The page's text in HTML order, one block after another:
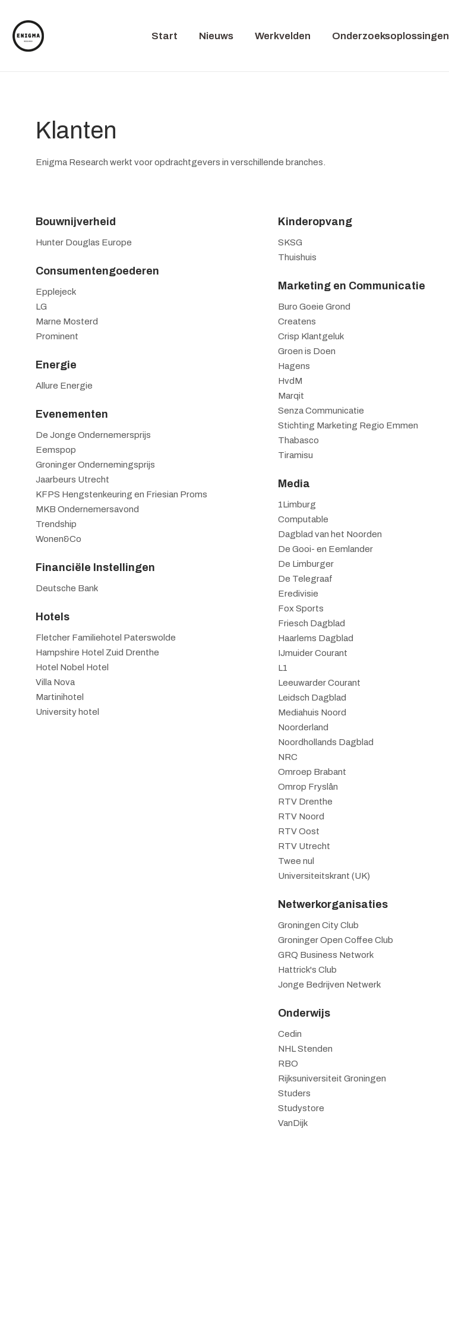
Start Nieuws Werkvelden Onderzoeksoplossingen
Klanten
Enigma Research werkt voor opdrachtgevers in verschillende branches.
Bouwnijverheid
Hunter Douglas Europe
Consumentengoederen
Epplejeck
LG
Marne Mosterd
Prominent
Energie
Allure Energie
Evenementen
De Jonge Ondernemersprijs
Eemspop
Groninger Ondernemingsprijs
Jaarbeurs Utrecht
KFPS Hengstenkeuring en Friesian Proms
MKB Ondernemersavond
Trendship
Wonen&Co
Financiële Instellingen
Deutsche Bank
Hotels
Fletcher Familiehotel Paterswolde
Hampshire Hotel Zuid Drenthe
Hotel Nobel Hotel
Villa Nova
Martinihotel
University hotel
Kinderopvang
SKSG
Thuishuis
Marketing en Communicatie
Buro Goeie Grond
Createns
Crisp Klantgeluk
Groen is Doen
Hagens
HvdM
Marqit
Senza Communicatie
Stichting Marketing Regio Emmen
Thabasco
Tiramisu
Media
1Limburg
Computable
Dagblad van het Noorden
De Gooi- en Eemlander
De Limburger
De Telegraaf
Eredivisie
Fox Sports
Friesch Dagblad
Haarlems Dagblad
IJmuider Courant
L1
Leeuwarder Courant
Leidsch Dagblad
Mediahuis Noord
Noorderland
Noordhollands Dagblad
NRC
Omroep Brabant
Omrop Fryslân
RTV Drenthe
RTV Noord
RTV Oost
RTV Utrecht
Twee nul
Universiteitskrant (UK)
Netwerkorganisaties
Groningen City Club
Groninger Open Coffee Club
GRQ Business Network
Hattrick's Club
Jonge Bedrijven Netwerk
Onderwijs
Cedin
NHL Stenden
RBO
Rijksuniversiteit Groningen
Studers
Studystore
VanDijk